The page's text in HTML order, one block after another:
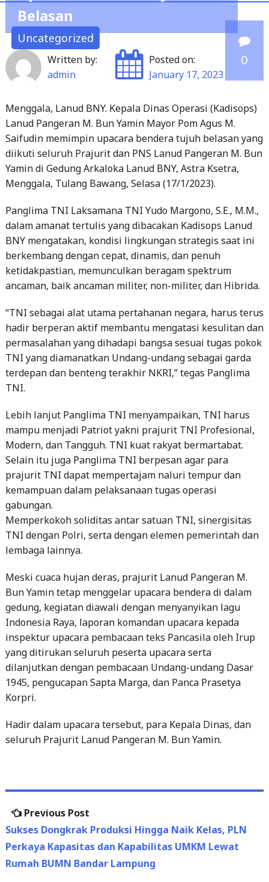
Uncategorized
0
Belasan
Written by:
admin
Posted on:
January 17, 2023
Menggala, Lanud BNY. Kepala Dinas Operasi (Kadisops)
Lanud Pangeran M. Bun Yamin Mayor Pom Agus M.
Saifudin memimpin upacara bendera tujuh belasan yang
diikuti seluruh Prajurit dan PNS Lanud Pangeran M. Bun
Yamin di Gedung Arkaloka Lanud BNY, Astra Ksetra,
Menggala, Tulang Bawang, Selasa (17/1/2023).
Panglima TNI Laksamana TNI Yudo Margono, S.E., M.M.,
dalam amanat tertulis yang dibacakan Kadisops Lanud
BNY mengatakan, kondisi lingkungan strategis saat ini
berkembang dengan cepat, dinamis, dan penuh
ketidakpastian, memunculkan beragam spektrum
ancaman, baik ancaman militer, non-militer, dan Hibrida.
“TNI sebagai alat utama pertahanan negara, harus terus
hadir berperan aktif membantu mengatasi kesulitan dan
permasalahan yang dihadapi bangsa sesuai tugas pokok
TNI yang diamanatkan Undang-undang sebagai garda
terdepan dan benteng terakhir NKRI,” tegas Panglima
TNI.
Lebih lanjut Panglima TNI menyampaikan, TNI harus
mampu menjadi Patriot yakni prajurit TNI Profesional,
Modern, dan Tangguh. TNI kuat rakyat bermartabat.
Selain itu juga Panglima TNI berpesan agar para
prajurit TNI dapat mempertajam naluri tempur dan
kemampuan dalam pelaksanaan tugas operasi
gabungan.
Memperkokoh soliditas antar satuan TNI, sinergisitas
TNI dengan Polri, serta dengan elemen pemerintah dan
lembaga lainnya.
Meski cuaca hujan deras, prajurit Lanud Pangeran M.
Bun Yamin tetap menggelar upacara bendera di dalam
gedung, kegiatan diawali dengan menyanyikan lagu
Indonesia Raya, laporan komandan upacara kepada
inspektur upacara pembacaan teks Pancasila oleh Irup
yang ditirukan seluruh peserta upacara serta
dilanjutkan dengan pembacaan Undang-undang Dasar
1945, pengucapan Sapta Marga, dan Panca Prasetya
Korpri.
Hadir dalam upacara tersebut, para Kepala Dinas, dan
seluruh Prajurit Lanud Pangeran M. Bun Yamin.
Post
navigation
Previous Post
post:
Sukses Dongkrak Produksi Hingga Naik Kelas, PLN
Perkaya Kapasitas dan Kapabilitas UMKM Lewat
Rumah BUMN Bandar Lampung